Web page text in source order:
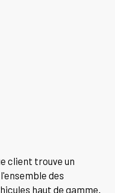
client trouve un
des
haut de gamme.